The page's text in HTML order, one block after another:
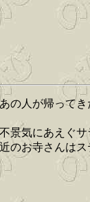
の人が帰って
景気にあえぐ
のお寺さんは